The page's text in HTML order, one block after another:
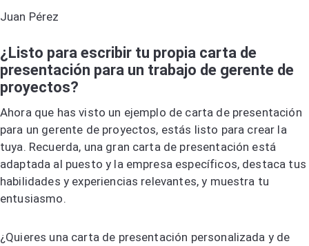
Juan Pérez
¿Listo para escribir tu propia carta de
presentación para un trabajo de gerente de
proyectos?
Ahora que has visto un ejemplo de carta de presentación
para un gerente de proyectos, estás listo para crear la
tuya. Recuerda, una gran carta de presentación está
adaptada al puesto y la empresa específicos, destaca tus
habilidades y experiencias relevantes, y muestra tu
entusiasmo.
¿Quieres una carta de presentación personalizada y de